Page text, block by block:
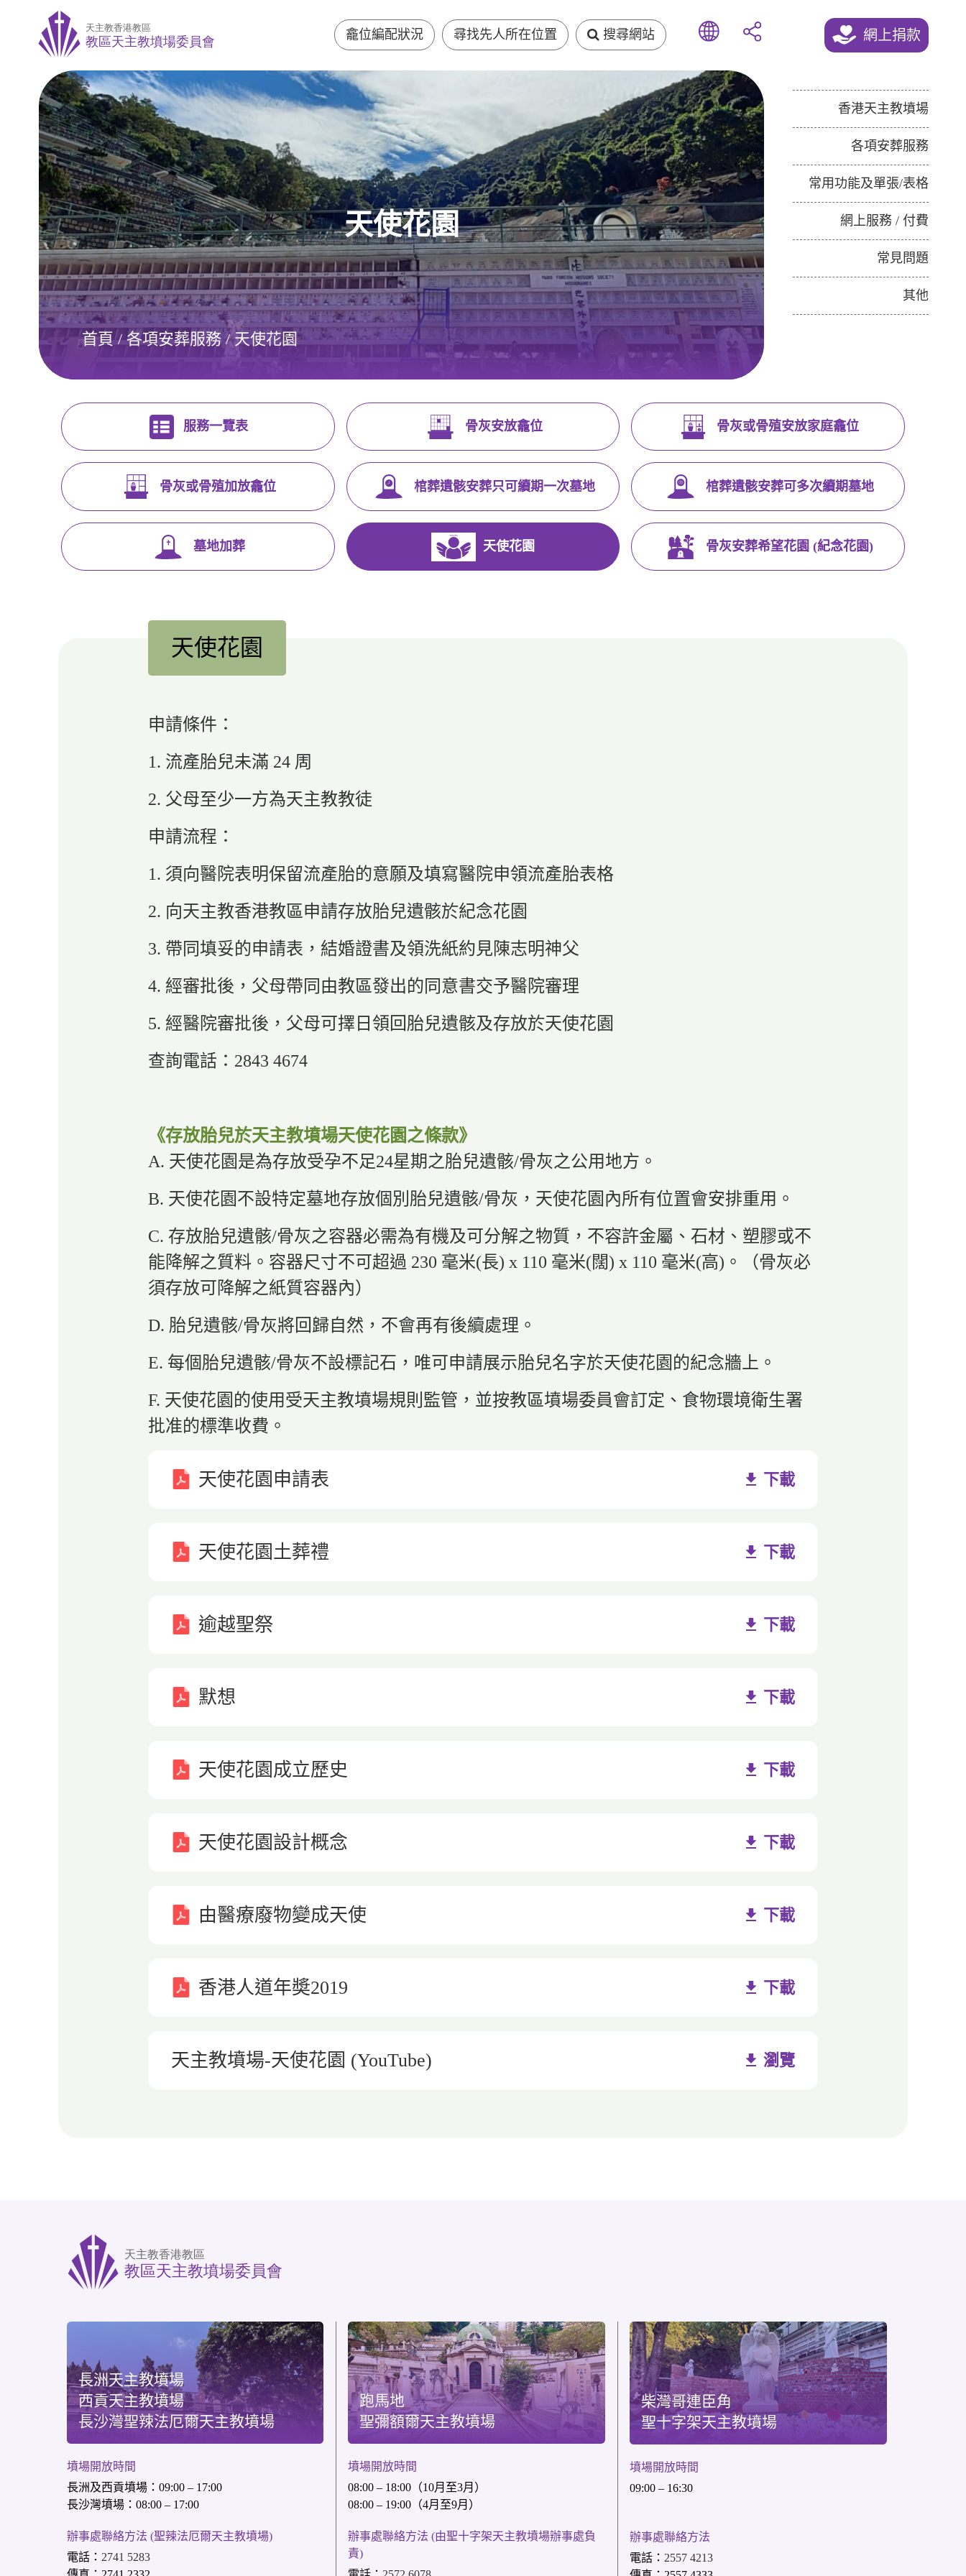
香港天主教墳場
各項安葬服務
常用功能及單張/表格
網上服務 / 付費
常見問題
其他
龕位編配狀況 尋找先人所在位置 搜尋網站 網上捐款
天使花園
首頁 /各項安葬服務 /天使花園
服務一覽表 骨灰安放龕位 骨灰或骨殖安放家庭龕位
骨灰或骨殖加放龕位 棺葬遺骸安葬只可續期一次墓地 棺葬遺骸安葬可多次續期墓地
墓地加葬 天使花園 骨灰安葬希望花園 (紀念花園)
天使花園
申請條件：
1. 流產胎兒未滿 24 周
2. 父母至少一方為天主教教徒
申請流程：
1. 須向醫院表明保留流產胎的意願及填寫醫院申領流產胎表格
2. 向天主教香港教區申請存放胎兒遺骸於紀念花園
3. 帶同填妥的申請表，結婚證書及領洗紙約見陳志明神父
4. 經審批後，父母帶同由教區發出的同意書交予醫院審理
5. 經醫院審批後，父母可擇日領回胎兒遺骸及存放於天使花園
查詢電話：2843 4674
《存放胎兒於天主教墳場天使花園之條款》
A. 天使花園是為存放受孕不足24星期之胎兒遺骸/骨灰之公用地方。
B. 天使花園不設特定墓地存放個別胎兒遺骸/骨灰，天使花園內所有位置會安排重用。
C. 存放胎兒遺骸/骨灰之容器必需為有機及可分解之物質，不容許金屬、石材、塑膠或不
能降解之質料。容器尺寸不可超過 230 毫米(長) x 110 毫米(闊) x 110 毫米(高)。（骨灰必
須存放可降解之紙質容器內）
D. 胎兒遺骸/骨灰將回歸自然，不會再有後續處理。
E. 每個胎兒遺骸/骨灰不設標記石，唯可申請展示胎兒名字於天使花園的紀念牆上。
F. 天使花園的使用受天主教墳場規則監管，並按教區墳場委員會訂定、食物環境衛生署
批准的標準收費。
天使花園申請表 下載
天使花園土葬禮 下載
逾越聖祭 下載
默想 下載
天使花園成立歷史 下載
天使花園設計概念 下載
由醫療廢物變成天使 下載
香港人道年奬2019 下載
天主教墳場-天使花園 (YouTube) 瀏覽
長洲天主教墳場
西貢天主教墳場
長沙灣聖辣法厄爾天主教墳場
墳場開放時間
長洲及西貢墳場：09:00 – 17:00
長沙灣墳場：08:00 – 17:00
辦事處聯絡方法 (聖辣法厄爾天主教墳場)
電話： 2741 5283
跑馬地
聖彌額爾天主教墳場
墳場開放時間
08:00 – 18:00（10月至3月）
08:00 – 19:00（4月至9月）
辦事處聯絡方法 (由聖十字架天主教墳場辦事處負
責)
柴灣哥連臣角
聖十字架天主教墳場
墳場開放時間
09:00 – 16:30
辦事處聯絡方法
電話： 2557 4213